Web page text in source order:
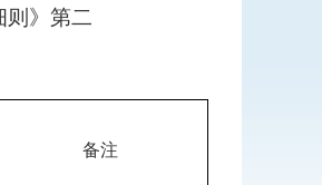
则》第二
备注